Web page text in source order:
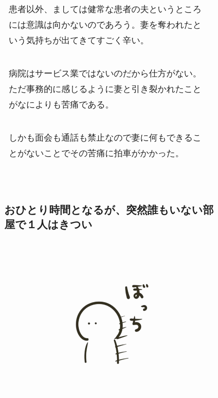
患者以外、ましては健常な患者の夫というところ
には意識は向かないのであろう。妻を奪われたと
いう気持ちが出てきてすごく辛い。
病院はサービス業ではないのだから仕方がない。
ただ事務的に感じるように妻と引き裂かれたこと
がなによりも苦痛である。
しかも面会も通話も禁止なので妻に何もできるこ
とがないことでその苦痛に拍車がかかった。
おひとり時間となるが、突然誰もいない部
屋で１人はきつい